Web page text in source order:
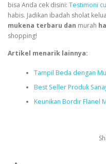
bisa Anda cek disini: Testimoni
habis. Jadikan ibadah sholat
mukena terbaru dan murah
shopping!
Artikel menarik lainnya:
Tampil Beda dengan
Best Seller Produk
Keunikan Bordir Flanel